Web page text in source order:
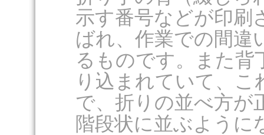
示す番号などが印刷
ばれ、作業での間違
るものです。また背
り込まれていて、
で、折りの並べ方が
階段状に並ぶように